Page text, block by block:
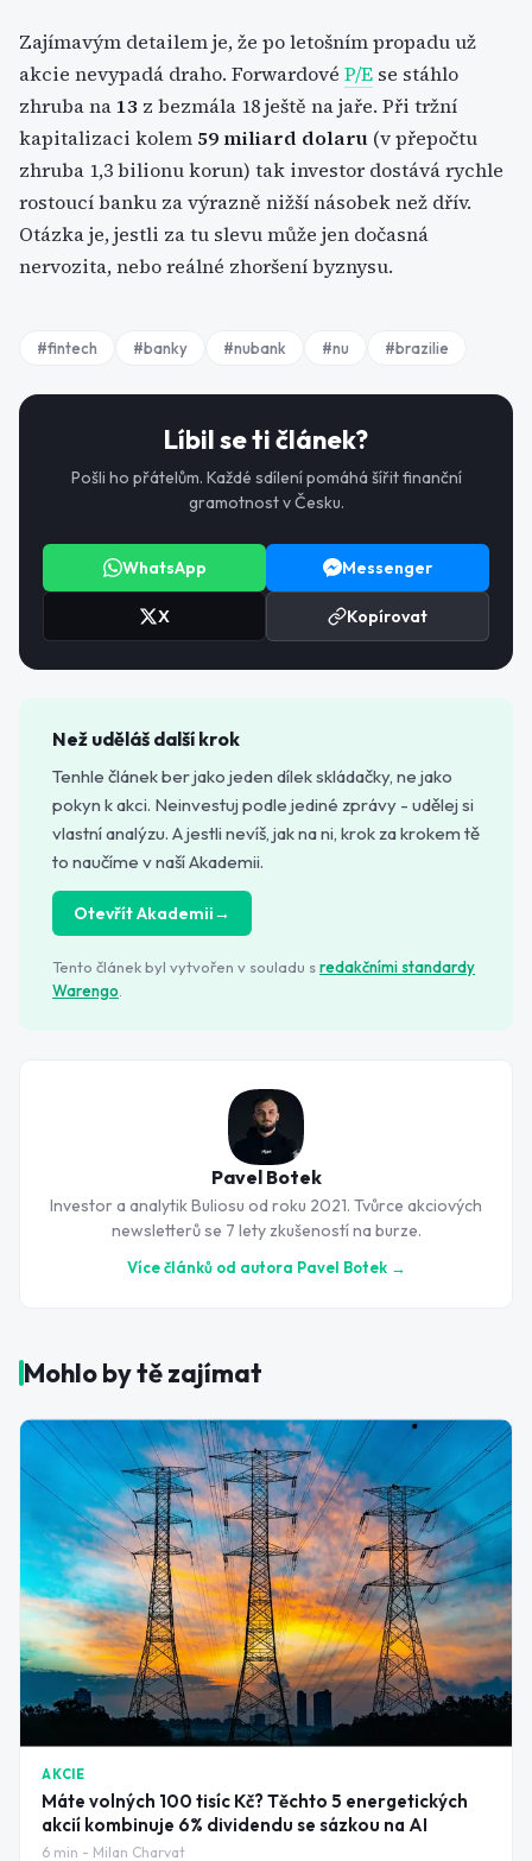
Zajímavým detailem je, že po letošním propadu už
akcie nevypadá draho. Forwardové P/E se stáhlo
zhruba na 13 z bezmála 18 ještě na jaře. Při tržní
kapitalizaci kolem 59 miliard dolaru (v přepočtu
zhruba 1,3 bilionu korun) tak investor dostává rychle
rostoucí banku za výrazně nižší násobek než dřív.
Otázka je, jestli za tu slevu může jen dočasná
nervozita, nebo reálné zhoršení byznysu.
#fintech #banky #nubank #nu #brazilie
Líbil se ti článek?
Pošli ho přátelům. Každé sdílení pomáhá šířit finanční
gramotnost v Česku.
WhatsApp Messenger
X Kopírovat
Než uděláš další krok
Tenhle článek ber jako jeden dílek skládačky, ne jako
pokyn k akci. Neinvestuj podle jediné zprávy - udělej si
vlastní analýzu. A jestli nevíš, jak na ni, krok za krokem tě
to naučíme v naší Akademii.
Otevřít Akademii→
Tento článek byl vytvořen v souladu sredakčními standardy
Warengo
Pavel Botek
Investor a analytik Buliosu od roku 2021. Tvůrce akciových
newsletterů se 7 lety zkušeností na burze.
Více článků od autora Pavel Botek →
Mohlo by tě zajímat
AKCIE
Máte volných 100 tisíc Kč? Těchto 5 energetických
akcií kombinuje 6% dividendu se sázkou na AI
6 min - Milan Charvat